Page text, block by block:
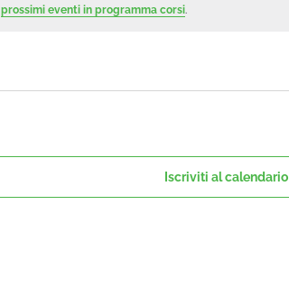
prossimi eventi in programma corsi.
Iscriviti al calendario